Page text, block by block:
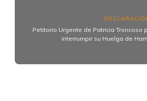
Petitorio Urgente de Patricia Troncoso
interrumpir su Huelga de